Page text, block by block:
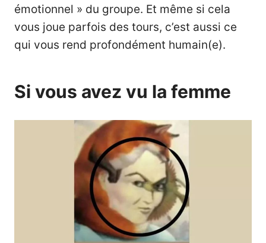
émotionnel » du groupe. Et même si cela
vous joue parfois des tours, c’est aussi ce
qui vous rend profondément humain(e).
Si vous avez vu la femme